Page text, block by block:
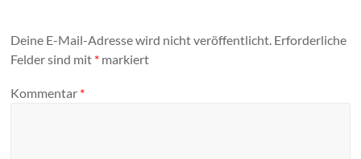
Deine E-Mail-Adresse wird nicht veröffentlicht. Erforderliche
Felder sind mit * markiert
Kommentar *